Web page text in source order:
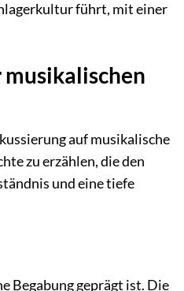
führt, mit einer
musikalischen
auf musikalische
zu erzählen, die den
und eine tiefe
Begabung geprägt ist. Die